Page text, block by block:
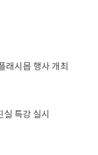
래시몹 행사 개최
특강 실시